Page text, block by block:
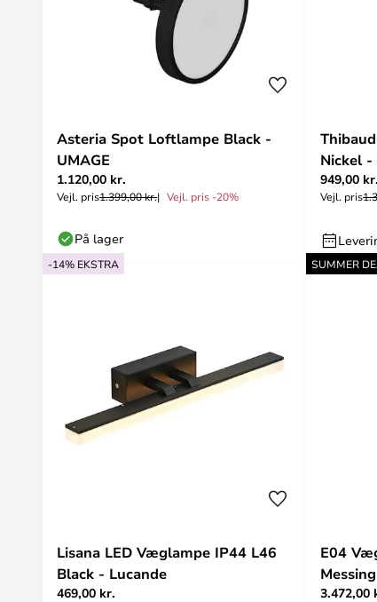
Asteria Spot Loftlampe Black -
UMAGE
1.120,00 kr.
Vejl. pris1.399,00 kr. Vejl. pris -20%
På lager
Nickel -
949,00 kr.
Vejl. pris
-14% EKSTRA
Lisana LED Væglampe IP44 L46
Black - Lucande
469,00 kr.
SUMMER
E04
3.472,00